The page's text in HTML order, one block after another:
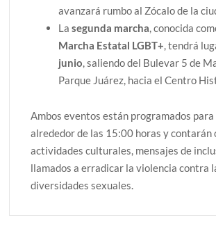
avanzará rumbo al Zócalo de la
Lasegunda marcha , conocida
Marcha Estatal LGBT+ , tendrá
junio , saliendo del Bulevar 5 de
Parque Juárez, hacia el Centro
Ambos eventos están programados
alrededor de las 15:00 horas y contarán
actividades culturales, mensajes de
llamados a erradicar la violencia contra
diversidades sexuales.